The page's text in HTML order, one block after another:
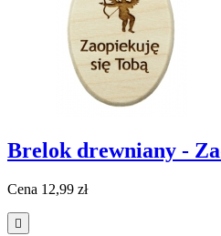
Brelok drewniany -
Cena 12,99 zł
